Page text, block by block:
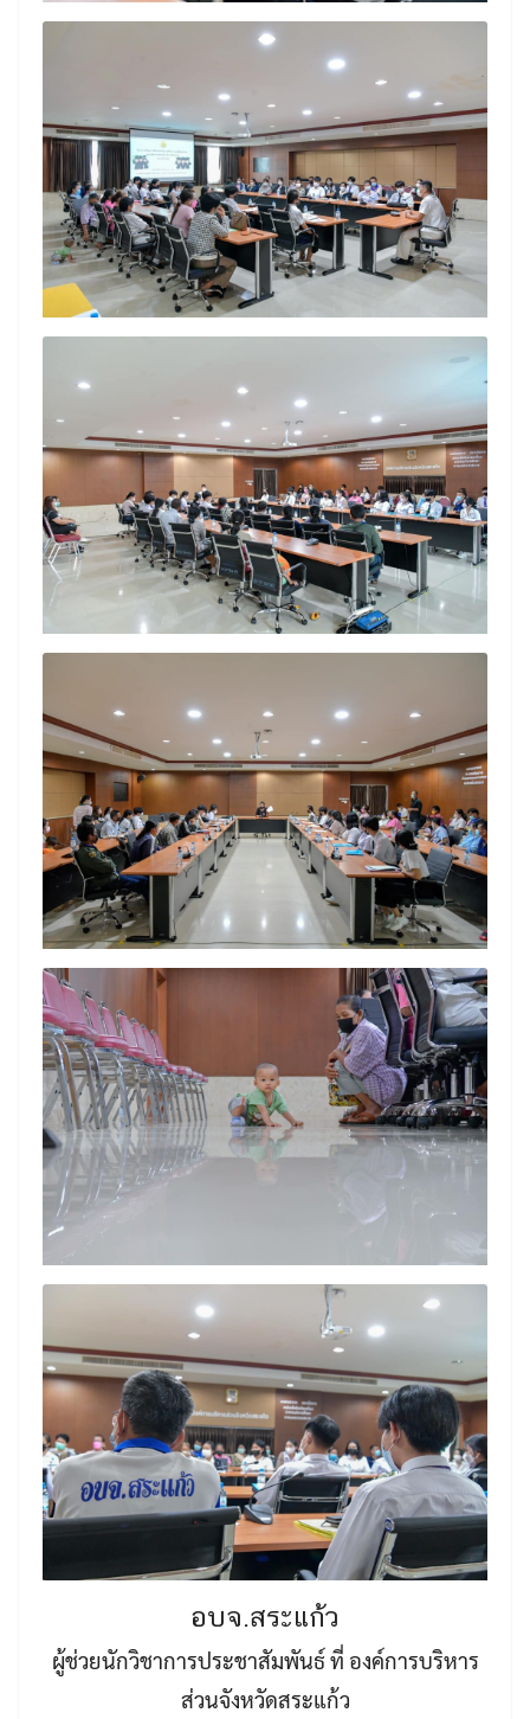
อบจ.สระแก้ว
ผู้ช่วยนักวิชาการประชาสัมพันธ์ ที่ องค์การบริหาร
ส่วนจังหวัดสระแก้ว